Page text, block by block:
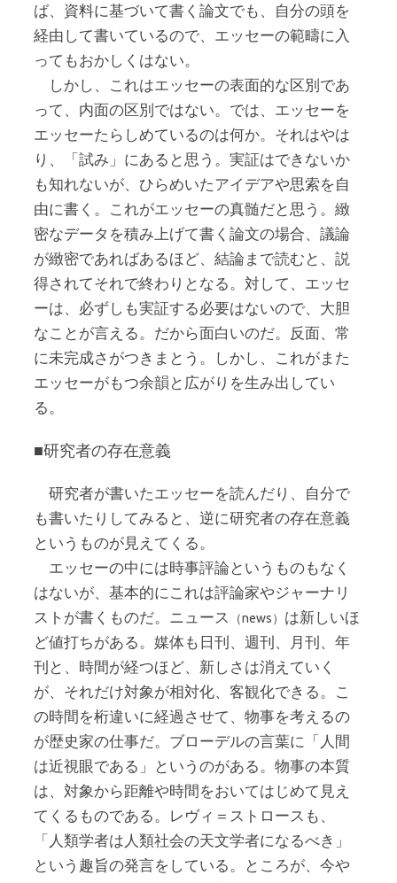
ば、資料に基づいて書く論文でも、自分の頭を
経由して書いているので、エッセーの範疇に入
ってもおかしくはない。
しかし、これはエッセーの表面的な区別であ
って、内面の区別ではない。では、エッセーを
エッセーたらしめているのは何か。それはやは
り、「試み」にあると思う。実証はできないか
も知れないが、ひらめいたアイデアや思索を自
由に書く。これがエッセーの真髄だと思う。緻
密なデータを積み上げて書く論文の場合、議論
が緻密であればあるほど、結論まで読むと、説
得されてそれで終わりとなる。対して、エッセ
ーは、必ずしも実証する必要はないので、大胆
なことが言える。だから面白いのだ。反面、常
に未完成さがつきまとう。しかし、これがまた
エッセーがもつ余韻と広がりを生み出してい
る。
■研究者の存在意義
研究者が書いたエッセーを読んだり、自分で
も書いたりしてみると、逆に研究者の存在意義
というものが見えてくる。
エッセーの中には時事評論というものもなく
はないが、基本的にこれは評論家やジャーナリ
ストが書くものだ。ニュース
（news） は新しいほ
ど値打ちがある。媒体も日刊、週刊、月刊、年
刊と、時間が経つほど、新しさは消えていく
が、それだけ対象が相対化、客観化できる。こ
の時間を桁違いに経過させて、物事を考えるの
が歴史家の仕事だ。ブローデルの言葉に「人間
は近視眼である」というのがある。物事の本質
は、対象から距離や時間をおいてはじめて見え
てくるものである。レヴィ＝ストロースも、
「人類学者は人類社会の天文学者になるべき」
という趣旨の発言をしている。ところが、今や